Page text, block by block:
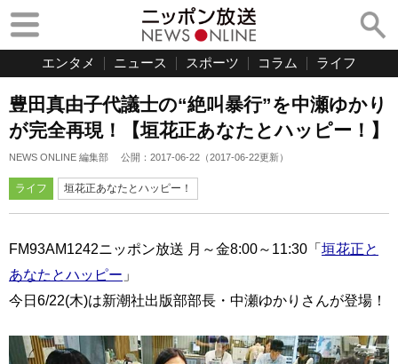
エンタメ ニュース スポーツ コラム ライフ
豊田真由子代議士の“絶叫暴行”を中瀬ゆかり
が完全再現！【垣花正あなたとハッピー！】
NEWS ONLINE 編集部 公開： 2017-06-22 （2017-06-22更新）
ライフ 垣花正あなたとハッピー！
FM93AM1242ニッポン放送 月～金8:00～11:30「垣花正と
あなたとハッピー 」
今日6/22(木)は新潮社出版部部長・中瀬ゆかりさんが登場！